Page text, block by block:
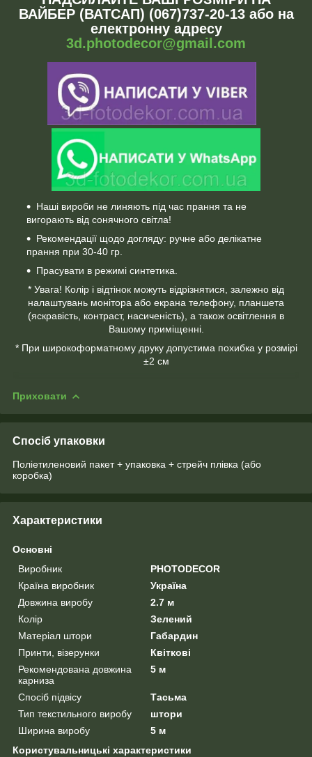
ВАЙБЕР (ВАТСАП) (067)737-20-13 або на
електронну адресу
3d.photodecor@gmail.com
Наші вироби не линяють під час прання та не
вигорають від сонячного світла!
Рекомендації щодо догляду: ручне або делікатне
прання при 30-40 гр.
Прасувати в режимі синтетика.
* Увага! Колір і відтінок можуть відрізнятися, залежно від
налаштувань монітора або екрана телефону, планшета
(яскравість, контраст, насиченість), а також освітлення в
Вашому приміщенні.
* При широкоформатному друку допустима похибка у розмірі
±2 см
Приховати
Спосіб упаковки
Поліетиленовий пакет + упаковка + стрейч плівка (або
коробка)
Характеристики
Основні
Виробник
PHOTODECOR
Країна виробник
Україна
Довжина виробу
2.7 м
Колір
Зелений
Матеріал штори
Габардин
Принти, візерунки
Квіткові
Рекомендована довжина
карниза
5 м
Спосіб підвісу
Тасьма
Тип текстильного виробу
штори
Ширина виробу
5 м
Користувальницькі характеристики